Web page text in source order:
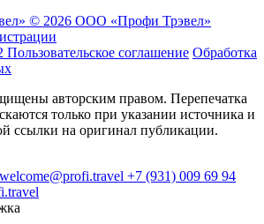
© 2026 ООО «Профи Трэвeл»
Пользовательское соглашение Обработка
авторским правом. Перепечатка
только при указании источника и
ссылки на оригинал публикации.
welcome@profi.travel +7 (931) 009 69 94